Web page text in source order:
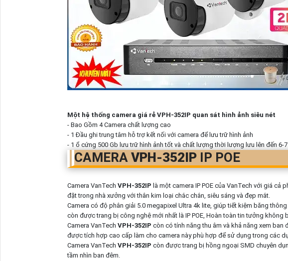
Một hệ thống camera giá rẻ VPH-352IP quan sát hình ảnh siêu nét
- Bao Gồm 4 Camera chất lượng cao
- 1 Đầu ghi trung tâm hỗ trợ kết nối với camera để lưu trữ hình ảnh
- 1 ổ cứng 500 Gb lưu trữ hình ảnh tốt và chất lượng thời lượng lưu lên đến 6-
CAMERA VPH-352IPIP POE
Camera VanTech VPH-352IP là một camera IP POE của VanTech với giá
đặt trong nhà xưởng với thân kim loại chắc chắn, siêu sáng và đẹp mắt.
Camera có độ phân giải 5.0 megapixel Ultra 4k lite, giúp tiết kiệm băng
còn được trang bị công nghệ mới nhất là IP POE, Hoàn toàn tin tưởng không
Camera VanTech VPH-352IP còn có tính năng thu âm và khả năng xem
được tích hợp cao cấp làm cho camera này phù hợp để sử dụng trong các
Camera VanTech VPH-352IP còn được trang bị hồng ngoại SMD chuyên
tầm nhìn ban đêm.